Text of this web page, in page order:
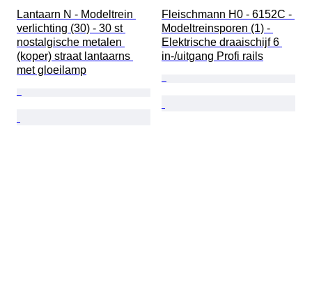
Lantaarn N - Modeltrein
verlichting (30) - 30 st
nostalgische metalen
(koper) straat lantaarns
met gloeilamp
Fleischmann H0 - 6152C -
Modeltreinsporen (1) -
Elektrische draaischijf 6
in-/uitgang Profi rails